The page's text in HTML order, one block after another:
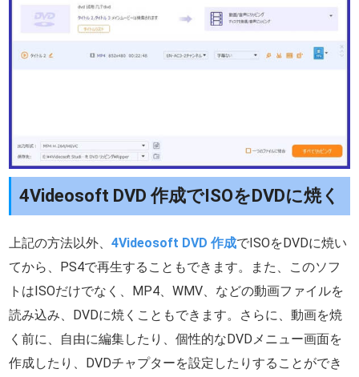
4Videosoft DVD 作成でISOをDVDに焼く
上記の方法以外、4Videosoft DVD 作成でISOをDVDに焼い
てから、PS4で再生することもできます。また、このソフ
トはISOだけでなく、MP4、WMV、などの動画ファイルを
読み込み、DVDに焼くこともできます。さらに、動画を焼
く前に、自由に編集したり、個性的なDVDメニュー画面を
作成したり、DVDチャプターを設定したりすることができ